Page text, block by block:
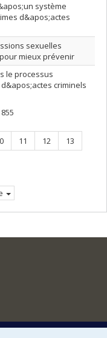
système
d&apos;actes
sexuelles
mieux prévenir
le processus
criminels
855
Page
11 Page
12 Page
13